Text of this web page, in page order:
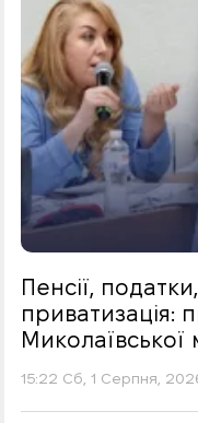
Пенсії,
приватизація:
Миколаївської
15:22 Сб, 1 Серпня,